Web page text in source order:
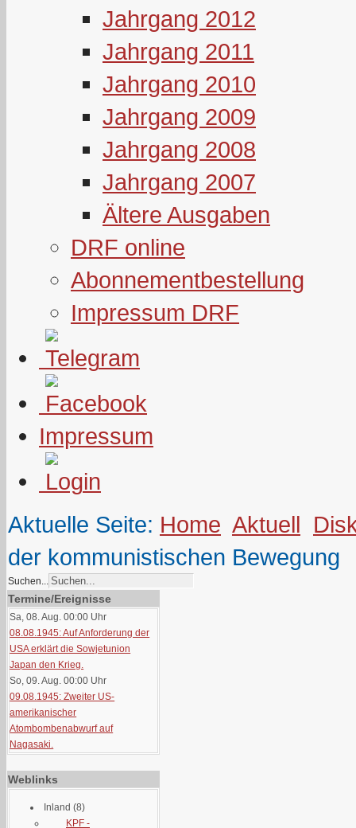
Jahrgang 2012
Jahrgang 2011
Jahrgang 2010
Jahrgang 2009
Jahrgang 2008
Jahrgang 2007
Ältere Ausgaben
DRF online
Abonnementbestellung
Impressum DRF
Impressum
Aktuelle Seite: Home Aktuell
der kommunistischen Bewegung
Suchen...
Termine/Ereignisse
Sa, 08. Aug. 00:00 Uhr
08.08.1945: Auf Anforderung der
USA erklärt die Sowjetunion
Japan den Krieg.
So, 09. Aug. 00:00 Uhr
09.08.1945: Zweiter US-
amerikanischer
Atombombenabwurf auf
Nagasaki.
Weblinks
Inland (8)
KPF -